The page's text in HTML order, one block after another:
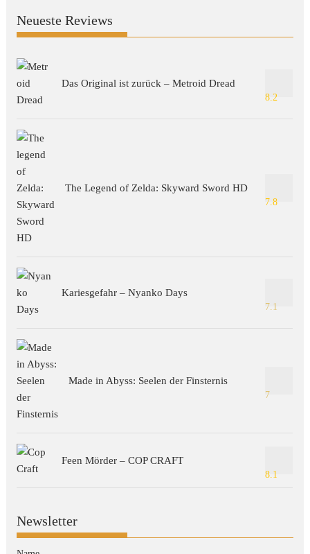
Neueste Reviews
Das Original ist zurück – Metroid Dread
8.2
The Legend of Zelda: Skyward Sword HD
7.8
Kariesgefahr – Nyanko Days
7.1
Made in Abyss: Seelen der Finsternis
7
Feen Mörder – COP CRAFT
8.1
Newsletter